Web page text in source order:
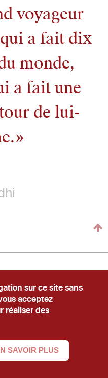
voyageur
qui a fait dix
monde,
a fait une
de lui-
#Ask
Mentions légales
sur ce site sans
acceptez
réaliser des
SAVOIR PLUS